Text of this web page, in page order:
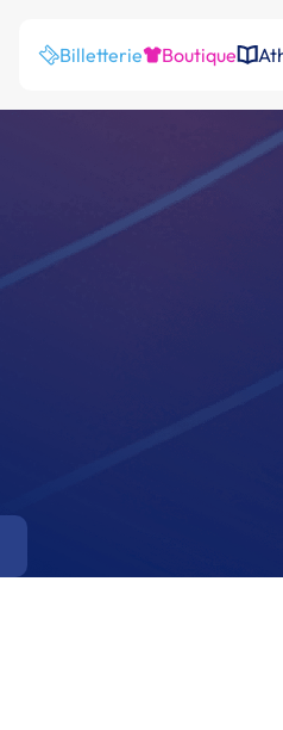
Billetterie Boutique